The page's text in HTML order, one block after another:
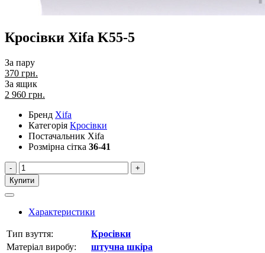
Кросівки Xifa K55-5
За пару
370 грн.
За ящик
2 960 грн.
Бренд Xifa
Категорія Кросівки
Постачальник Xifa
Розмірна сітка 36-41
-
+
Купити
Характеристики
Тип взуття:
Кросівки
Матеріал виробу:
штучна шкіра